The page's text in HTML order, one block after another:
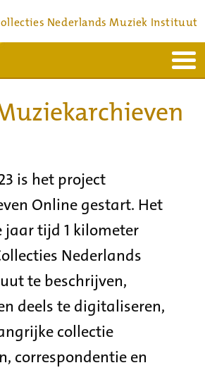
Nederlands Muziek Instituut
is het project
Online gestart. Het
jaar tijd 1 kilometer
Nederlands
te beschrijven,
deels te digitaliseren,
collectie
correspondentie en